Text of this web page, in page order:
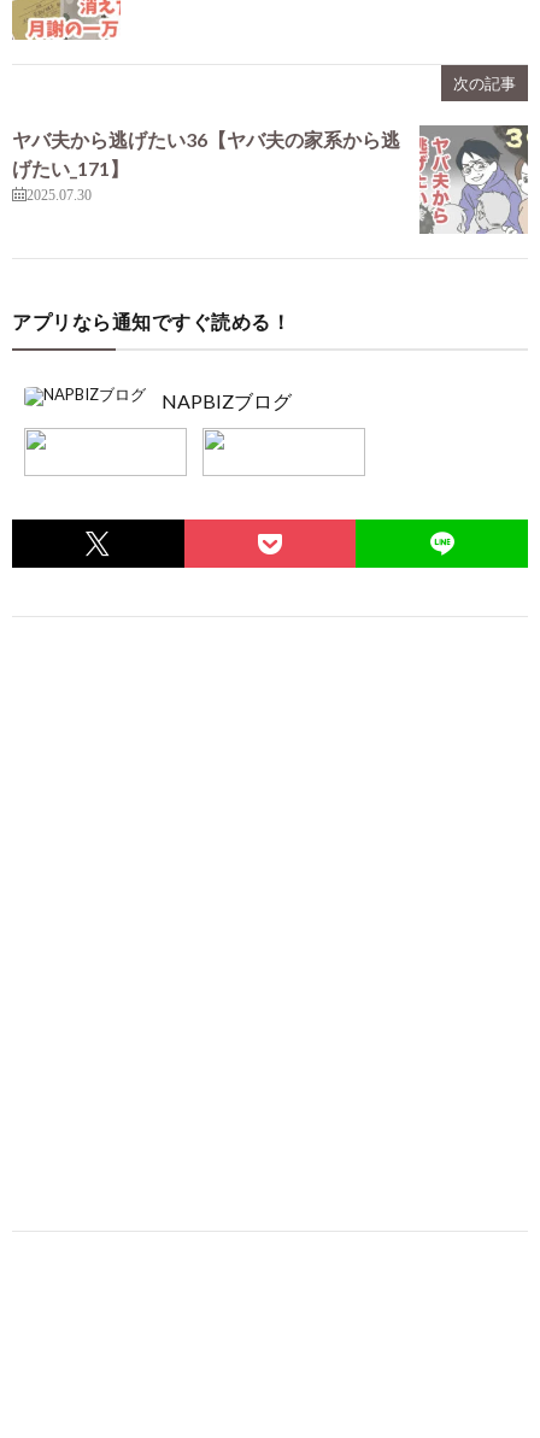
次の記事
ヤバ夫から逃げたい36【ヤバ夫の家系から逃
げたい_171】
2025.07.30
アプリなら通知ですぐ読める！
NAPBIZブログ